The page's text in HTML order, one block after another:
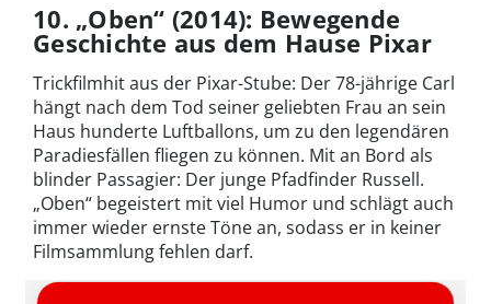
10. „Oben“ (2014): Bewegende
Geschichte aus dem Hause Pixar
Trickfilmhit aus der Pixar-Stube: Der 78-jährige Carl
hängt nach dem Tod seiner geliebten Frau an sein
Haus hunderte Luftballons, um zu den legendären
Paradiesfällen fliegen zu können. Mit an Bord als
blinder Passagier: Der junge Pfadfinder Russell.
„Oben“ begeistert mit viel Humor und schlägt auch
immer wieder ernste Töne an, sodass er in keiner
Filmsammlung fehlen darf.